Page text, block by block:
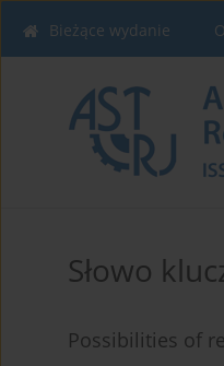
Bieżące wydanie
Słowo
Possibilities of